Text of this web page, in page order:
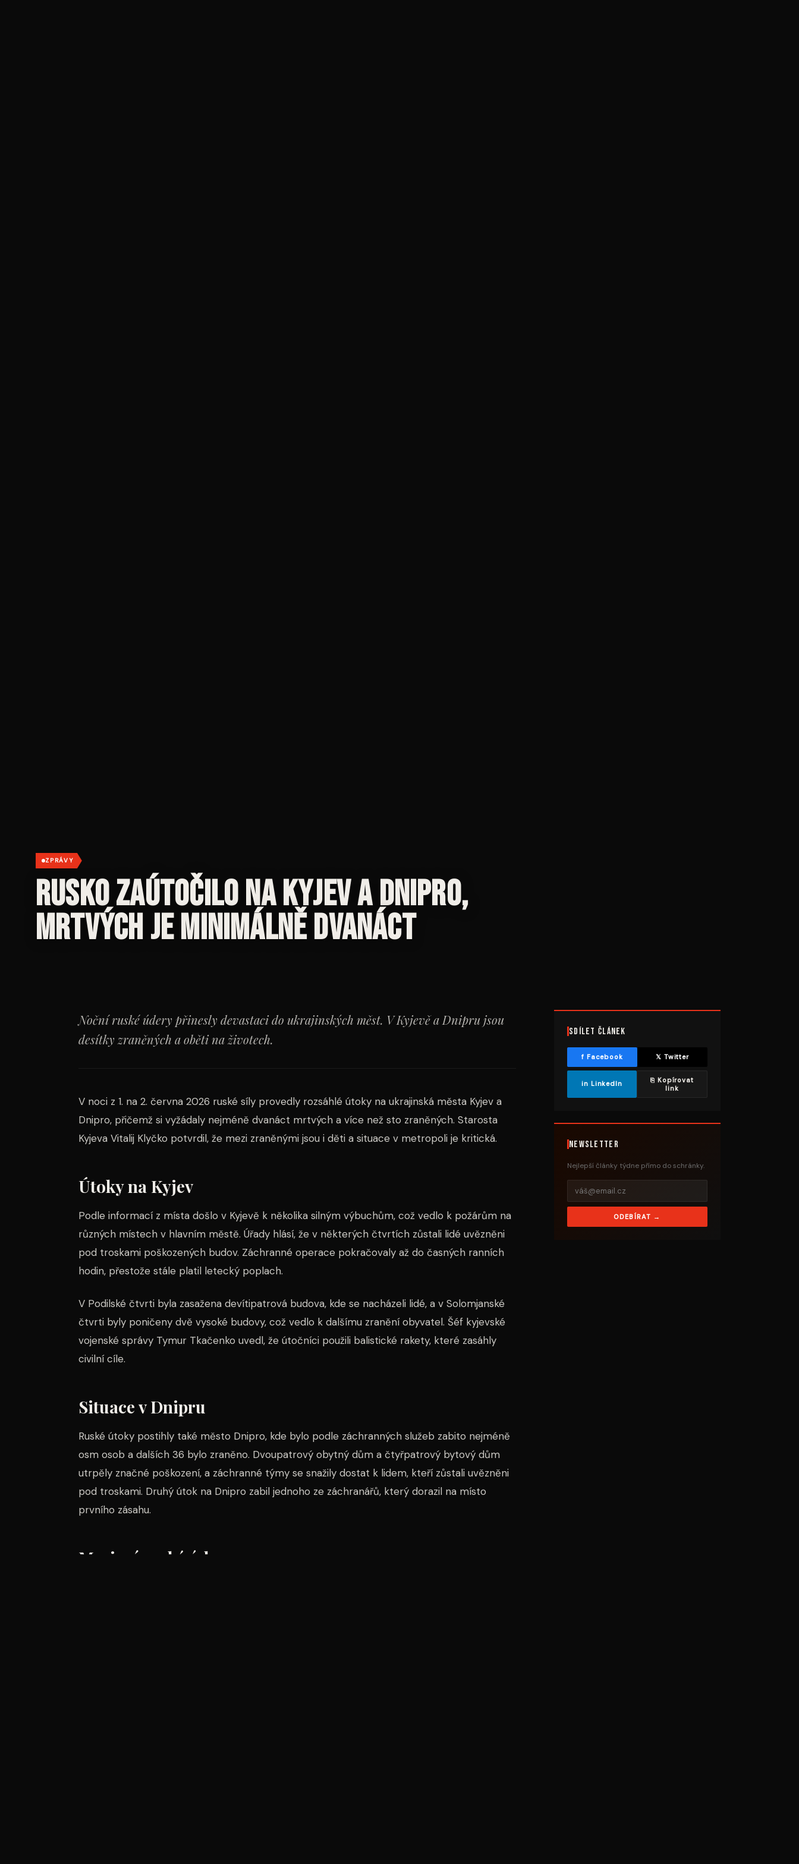
ZPRÁVY
Rusko zaútočilo na Kyjev a Dnipro,
mrtvých je minimálně dvanáct
Noční ruské údery přinesly devastaci do ukrajinských měst. V Kyjevě a Dnipru jsou
desítky zraněných a oběti na životech.
V noci z 1. na 2. června 2026 ruské síly provedly rozsáhlé útoky na ukrajinská města Kyjev a
Dnipro, přičemž si vyžádaly nejméně dvanáct mrtvých a více než sto zraněných. Starosta
Kyjeva Vitalij Klyčko potvrdil, že mezi zraněnými jsou i děti a situace v metropoli je kritická.
Útoky na Kyjev
Podle informací z místa došlo v Kyjevě k několika silným výbuchům, což vedlo k požárům na
různých místech v hlavním městě. Úřady hlásí, že v některých čtvrtích zůstali lidé uvězněni
pod troskami poškozených budov. Záchranné operace pokračovaly až do časných ranních
hodin, přestože stále platil letecký poplach.
V Podilské čtvrti byla zasažena devítipatrová budova, kde se nacházeli lidé, a v Solomjanské
čtvrti byly poničeny dvě vysoké budovy, což vedlo k dalšímu zranění obyvatel. Šéf kyjevské
vojenské správy Tymur Tkačenko uvedl, že útočníci použili balistické rakety, které zasáhly
civilní cíle.
Situace v Dnipru
Ruské útoky postihly také město Dnipro, kde bylo podle záchranných služeb zabito nejméně
osm osob a dalších 36 bylo zraněno. Dvoupatrový obytný dům a čtyřpatrový bytový dům
utrpěly značné poškození, a záchranné týmy se snažily dostat k lidem, kteří zůstali uvězněni
pod troskami. Druhý útok na Dnipro zabil jednoho ze záchranářů, který dorazil na místo
prvního zásahu.
Masivní ruské údery
Sdílet článek
f Facebook 𝕏 Twitter
in LinkedIn
⎘ Kopírovat
link
Newsletter
Nejlepší články týdne přímo do schránky.
ODEBÍRAT →